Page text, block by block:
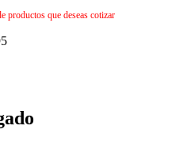
productos que deseas cotizar